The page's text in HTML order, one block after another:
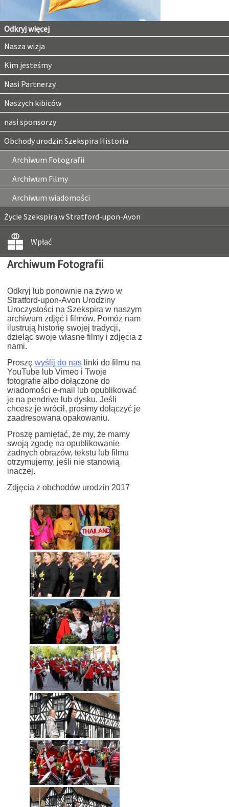
Odkryj więcej
Nasza wizja
Kim jesteśmy
Nasi Partnerzy
Naszych kibiców
nasi sponsorzy
Obchody urodzin Szekspira Historia
Archiwum Fotografii
Archiwum Filmy
Archiwum wiadomości
Życie Szekspira w Stratford-upon-Avon
Wpłać
Archiwum Fotografii
Odkryj lub ponownie na żywo w
Stratford-upon-Avon Urodziny
Uroczystości na Szekspira w naszym
archiwum zdjęć i filmów. Pomóż nam
ilustrują historię swojej tradycji,
dzieląc swoje własne filmy i zdjęcia z
nami.
Proszę wyślij do nas linki do filmu na
YouTube lub Vimeo i Twoje
fotografie albo dołączone do
wiadomości e-mail lub opublikować
je na pendrive lub dysku. Jeśli
chcesz je wrócił, prosimy dołączyć je
zaadresowana opakowaniu.
Proszę pamiętać, że my, że mamy
swoją zgodę na opublikowanie
żadnych obrazów, tekstu lub filmu
otrzymujemy, jeśli nie stanowią
inaczej.
Zdjęcia z obchodów urodzin 2017